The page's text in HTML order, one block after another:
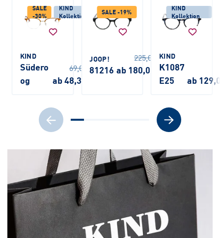
SALE
-30%
KIND
Kollektion
KIND
Südero
og
69,00 €
ab 48,30 €
SALE -19%
JOOP!
81216
225,00 €
ab 180,00 €
KIND
Kollektion
KIND
K1087
E25
ab